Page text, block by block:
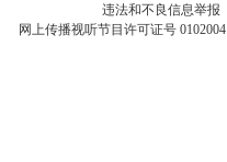
违法和不良信息举报
网上传播视听节目许可证号 0102004